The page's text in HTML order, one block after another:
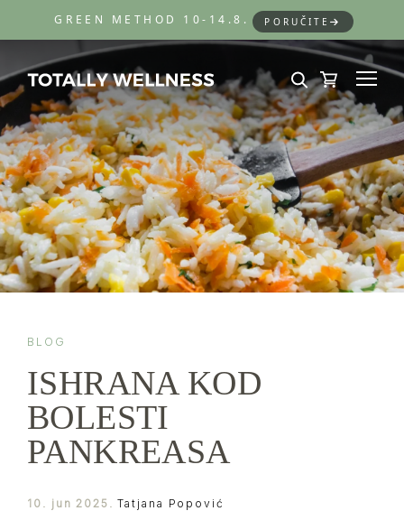
GREEN METHOD 10-14.8. PORUČITE
BLOG
ISHRANA KOD
BOLESTI
PANKREASA
10. jun 2025. Tatjana Popović